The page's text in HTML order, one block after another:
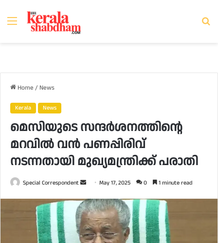
Menu
Home / News
Kerala News
മെസിയുടെ സന്ദര്‍ശനത്തിന്റെ
മറവില്‍ വന്‍ പണപ്പിരിവ്
നടന്നതായി മുഖ്യമന്ത്രിക്ക് പരാതി
Special Correspondent
Send
email
May 17, 2025 0 1 minute read